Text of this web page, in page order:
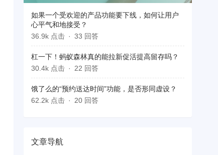
如果一个受欢迎的产品功能要下线，如何让用户
心平气和地接受？
36.9k 点击
33 回答
杠一下！蚂蚁森林真的能拉新促活提高留存吗？
30.4k 点击
22 回答
饿了么的“预约送达时间”功能，是否形同虚设？
62.2k 点击
20 回答
文章导航